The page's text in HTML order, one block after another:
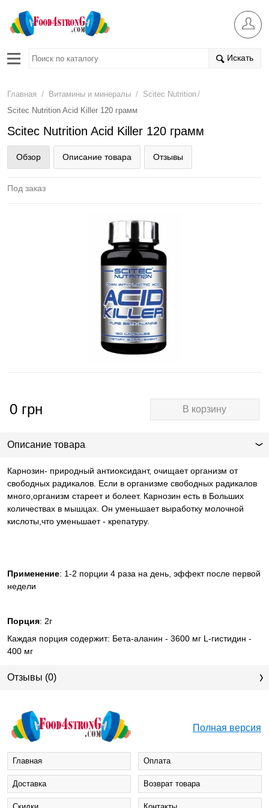
Искать
Главная / Витамины и минералы / Scitec Nutrition/
Scitec Nutrition Acid Killer 120 грамм
Scitec Nutrition Acid Killer 120 грамм
Обзор Описание товара Отзывы
Под заказ
0 грн В корзину
Описание товара
Карнозин- природный антиоксидант, очищает организм от
свободных радикалов. Если в организме свободных радикалов
много,организм стареет и болеет. Карнозин есть в Больших
количествах в мышцах. Он уменьшает выработку молочной
кислоты,что уменьшает - крепатуру.
Применение: 1-2 порции 4 раза на день, эффект после первой
недели
Порция: 2г
Каждая порция содержит: Бета-аланин - 3600 мг L-гистидин -
400 мг
Отзывы (0)
Полная версия
Главная Оплата
Доставка Возврат товара